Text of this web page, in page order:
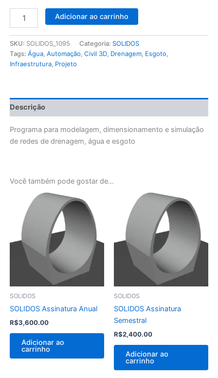
Assinatura
quantidade
Adicionar ao carrinho
SKU: SOLIDOS_1095 Categoria: SOLIDOS
Tags: Água, Automação, Civil 3D, Drenagem, Esgoto,
Infraestrutura, Projeto
Descrição
Programa para modelagem, dimensionamento e simulação
de redes de drenagem, água e esgoto
Você também pode gostar de…
SOLIDOS
SOLIDOS Assinatura Anual
R$3,600.00
Adicionar ao
carrinho
SOLIDOS
SOLIDOS Assinatura
Semestral
R$2,400.00
Adicionar ao
carrinho